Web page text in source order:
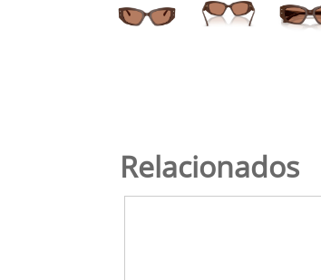
Relacionados